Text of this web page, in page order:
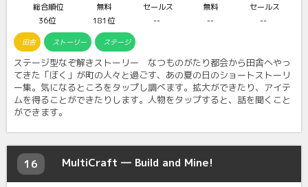
総合順位
36位
無料
181位
セールス
--
無料
--
セールス
--
田舎 ストーリー ステージ
ステージ型なぞ解きストーリー なつものがたり都会から田舎へやっ
てきた「ぼく」が町の人々と過ごす、あの夏の日のショートストーリ
ー集。気になるところをタップし調べます。拡大ができたり、アイテ
ムを得ることができたりします。人物をタップすると、話を聞くこと
ができます。
16 MultiCraft ― Build and Mine!